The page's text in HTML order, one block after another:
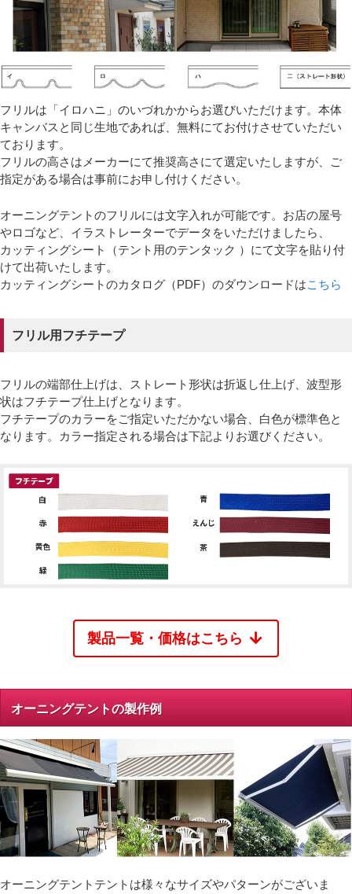
フリルは「イロハニ」のいづれかからお選びいただけます。本体
キャンバスと同じ生地であれば、無料にてお付けさせていただい
ております。
フリルの高さはメーカーにて推奨高さにて選定いたしますが、ご
指定がある場合は事前にお申し付けください。
オーニングテントのフリルには文字入れが可能です。お店の屋号
やロゴなど、イラストレーターでデータをいただけましたら、
カッティングシート（テント用のテンタック ）にて文字を貼り付
けて出荷いたします。
カッティングシートのカタログ（PDF）のダウンロードはこちら
フリル用フチテープ
フリルの端部仕上げは、ストレート形状は折返し仕上げ、波型形
状はフチテープ仕上げとなります。
フチテープのカラーをご指定いただかない場合、白色が標準色と
なります。カラー指定される場合は下記よりお選びください。
製品一覧・価格はこちら
オーニングテントの製作例
オーニングテントテントは様々なサイズやパターンがございま